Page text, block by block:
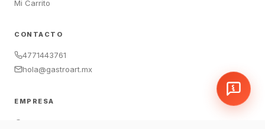
Mi Carrito
CONTACTO
4771443761
hola@gastroart.mx
EMPRESA